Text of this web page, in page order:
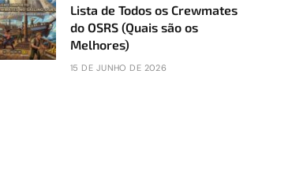
Lista de Todos os Crewmates
do OSRS (Quais são os
Melhores)
15 DE JUNHO DE 2026